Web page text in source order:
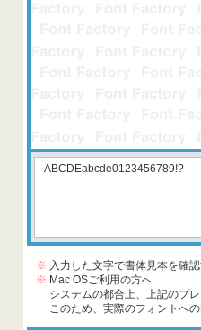
※ 入力した文字で書体見本を確
※ Mac OSご利用の方へ
システムの都合上、上記のプ
このため、実際のフォントへの